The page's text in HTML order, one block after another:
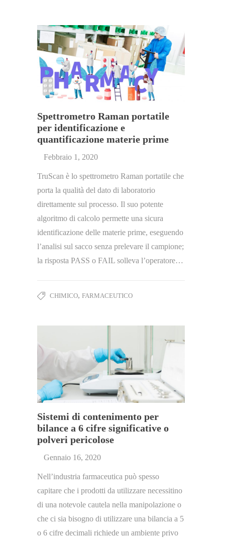
Spettrometro Raman portatile
per identificazione e
quantificazione materie prime
Febbraio 1, 2020
TruScan è lo spettrometro Raman portatile che
porta la qualità del dato di laboratorio
direttamente sul processo. Il suo potente
algoritmo di calcolo permette una sicura
identificazione delle materie prime, eseguendo
l’analisi sul sacco senza prelevare il campione;
la risposta PASS o FAIL solleva l’operatore…
CHIMICO, FARMACEUTICO
Sistemi di contenimento per
bilance a 6 cifre significative o
polveri pericolose
Gennaio 16, 2020
Nell’industria farmaceutica può spesso
capitare che i prodotti da utilizzare necessitino
di una notevole cautela nella manipolazione o
che ci sia bisogno di utilizzare una bilancia a 5
o 6 cifre decimali richiede un ambiente privo